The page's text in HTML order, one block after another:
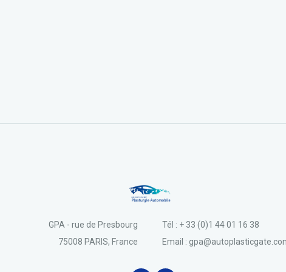
Tél : + 33 (0)1 44 01 16 38
Email :
GPA - rue de Presbourg
75008 PARIS, France